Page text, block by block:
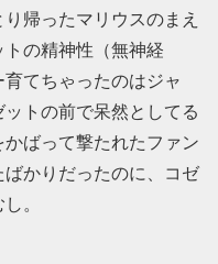
帰ったマリウスのまえ
の精神性（無神経
てちゃったのはジャ
トの前で呆然としてる
ばって撃たれたファン
かりだったのに、コゼ
。